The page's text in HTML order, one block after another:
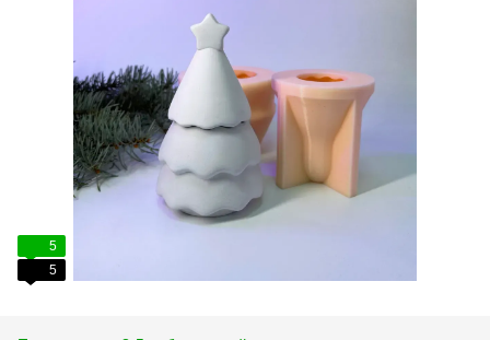
5
5